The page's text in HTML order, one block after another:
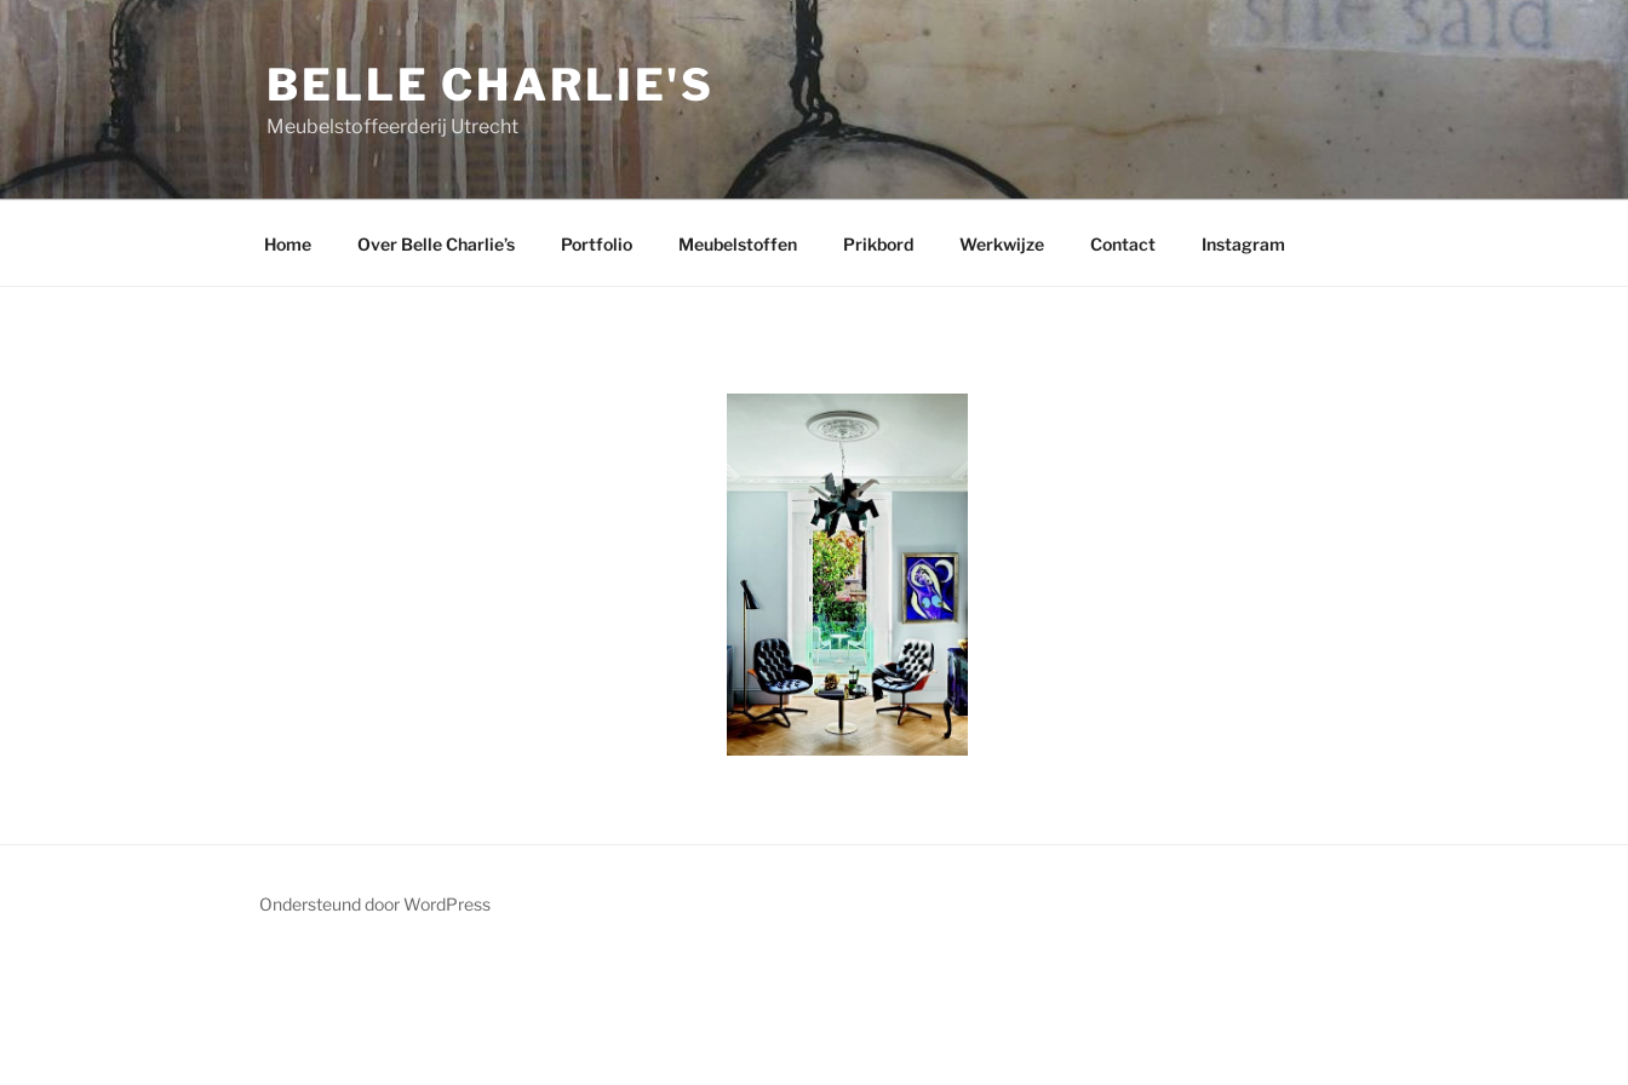
naar
inhoud
BELLE CHARLIE'S
Meubelstoffeerderij Utrecht
Home Over Belle Charlie’s Portfolio Meubelstoffen Prikbord Werkwijze Contact Instagram
Ondersteund door WordPress